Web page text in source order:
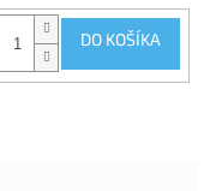
DO KOŠÍKA